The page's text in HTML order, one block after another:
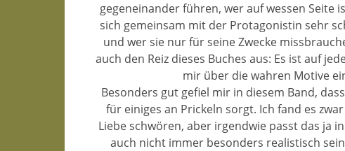
gegeneinander führen, wer auf wessen Seite
sich gemeinsam mit der Protagonistin sehr
und wer sie nur für seine Zwecke
auch den Reiz dieses Buches aus: Es ist auf
mir über die wahren Motive
Besonders gut gefiel mir in diesem Band,
für einiges an Prickeln sorgt. Ich fand es
Liebe schwören, aber irgendwie passt das ja
auch nicht immer besonders realistisch